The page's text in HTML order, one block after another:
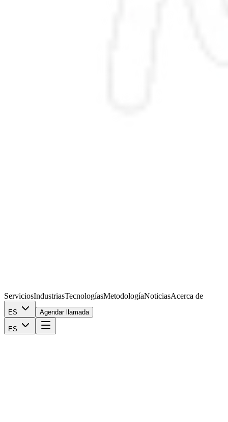
ServiciosIndustriasTecnologíasMetodologíaNoticiasAcerca de
ES Agendar llamada
ES